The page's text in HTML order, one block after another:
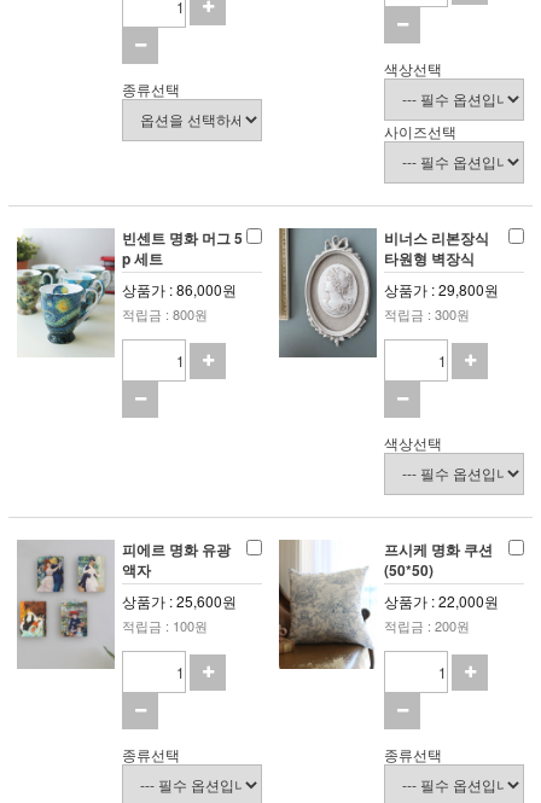
종류선택
색상선택
사이즈선택
빈센트 명화 머그 5
p 세트
상품가 : 86,000원
적립금 : 800원
비너스 리본장식
타원형 벽장식
상품가 : 29,800원
적립금 : 300원
색상선택
피에르 명화 유광
액자
상품가 : 25,600원
적립금 : 100원
종류선택
프시케 명화 쿠션
(50*50)
상품가 : 22,000원
적립금 : 200원
종류선택